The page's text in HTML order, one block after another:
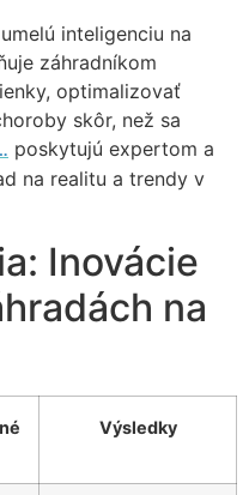
inteligenciu na
záhradníkom
optimalizovať
skôr, než sa
poskytujú expertom a
na realitu a trendy v
Inovácie
na
Výsledky